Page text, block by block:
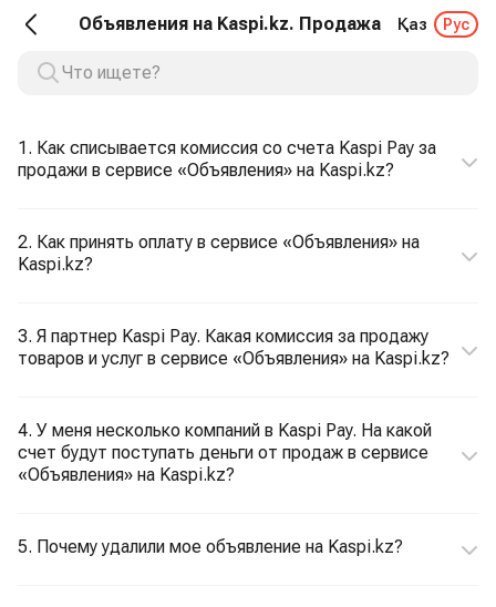
Объявления на Kaspi.kz. Продажа Қаз Рус
1. Как списывается комиссия со счета Kaspi Pay за
продажи в сервисе «Объявления» на Kaspi.kz?
2. Как принять оплату в сервисе «Объявления» на
Kaspi.kz?
3. Я партнер Kaspi Pay. Какая комиссия за продажу
товаров и услуг в сервисе «Объявления» на Kaspi.kz?
4. У меня несколько компаний в Kaspi Pay. На какой
счет будут поступать деньги от продаж в сервисе
«Объявления» на Kaspi.kz?
5. Почему удалили мое объявление на Kaspi.kz?